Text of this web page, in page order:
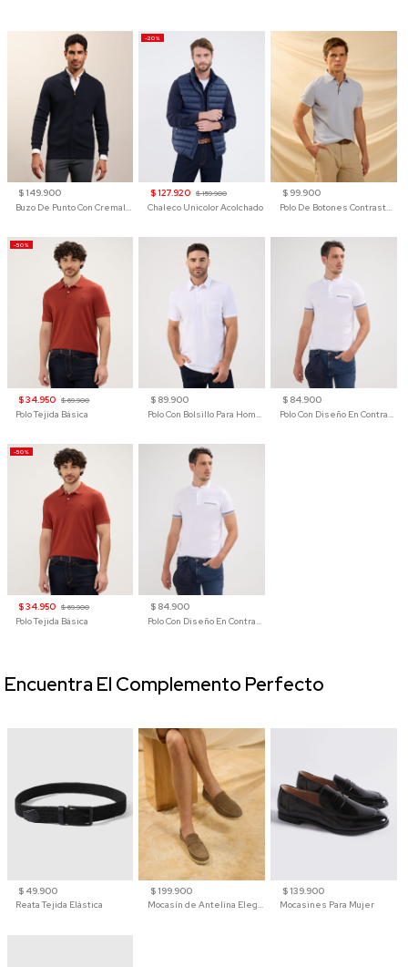
$ 149.900
Buzo De Punto Con Cremallera Para Hombre
-20%
$ 127.920 $ 159.900
Chaleco Unicolor Acolchado
$ 99.900
Polo De Botones Contraste Para Hombre
-50%
$ 34.950 $ 69.900
Polo Tejida Básica
$ 89.900
Polo Con Bolsillo Para Hombre
$ 84.900
Polo Con Diseño En Contraste
-50%
$ 34.950 $ 69.900
Polo Tejida Básica
$ 84.900
Polo Con Diseño En Contraste
$ 49.900
Reata Tejida Elástica
$ 199.900
Mocasín de Antelina Elegante con Suela de Contraste Para Hombre
$ 139.900
Mocasines Para Mujer
Encuentra El Complemento Perfecto